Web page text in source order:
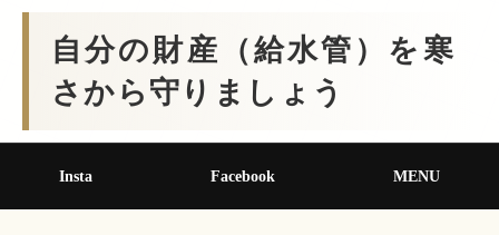
自分の財産（給水管）を寒
さから守りましょう
水道管が破裂すると、修理代だけでなく水道料金も高額
Insta Facebook MENU